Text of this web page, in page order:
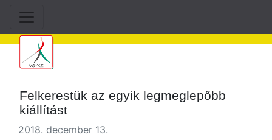
Felkerestük az egyik legmeglepőbb
kiállítást
2018. december 13.